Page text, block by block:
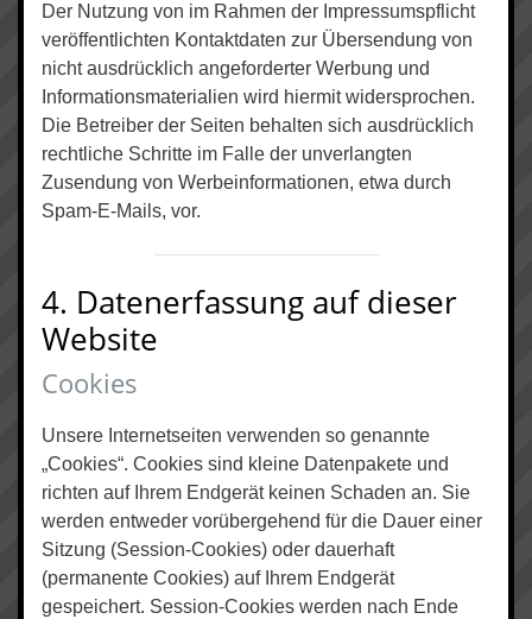
Der Nutzung von im Rahmen der Impressumspflicht
veröffentlichten Kontaktdaten zur Übersendung von
nicht ausdrücklich angeforderter Werbung und
Informationsmaterialien wird hiermit widersprochen.
Die Betreiber der Seiten behalten sich ausdrücklich
rechtliche Schritte im Falle der unverlangten
Zusendung von Werbeinformationen, etwa durch
Spam-E-Mails, vor.
4. Datenerfassung auf dieser
Website
Cookies
Unsere Internetseiten verwenden so genannte
„Cookies“. Cookies sind kleine Datenpakete und
richten auf Ihrem Endgerät keinen Schaden an. Sie
werden entweder vorübergehend für die Dauer einer
Sitzung (Session-Cookies) oder dauerhaft
(permanente Cookies) auf Ihrem Endgerät
gespeichert. Session-Cookies werden nach Ende